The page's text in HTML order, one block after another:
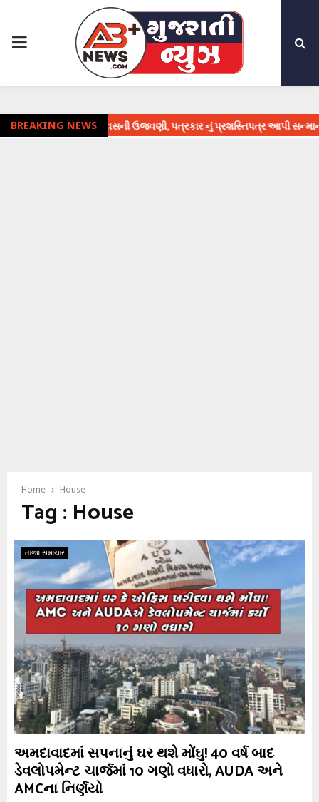
PRIMARY
MENU
BREAKING NEWSદિવસની ઉજવણી, પત્રકાર નું પ્રશસ્તિપત્ર આપી સન્માન ⇝ 16
Home House
Tag : House
તાજા સમાચાર
અમદાવાદમાં સપનાનું ઘર થશે મોંઘુ! 40 વર્ષ બાદ
ડેવલોપમેન્ટ ચાર્જમાં 10 ગણો વધારો, AUDA અને
AMCના નિર્ણયો